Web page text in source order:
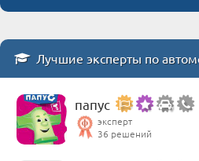
Лучшие эксперты по
папус
эксперт
36 решений